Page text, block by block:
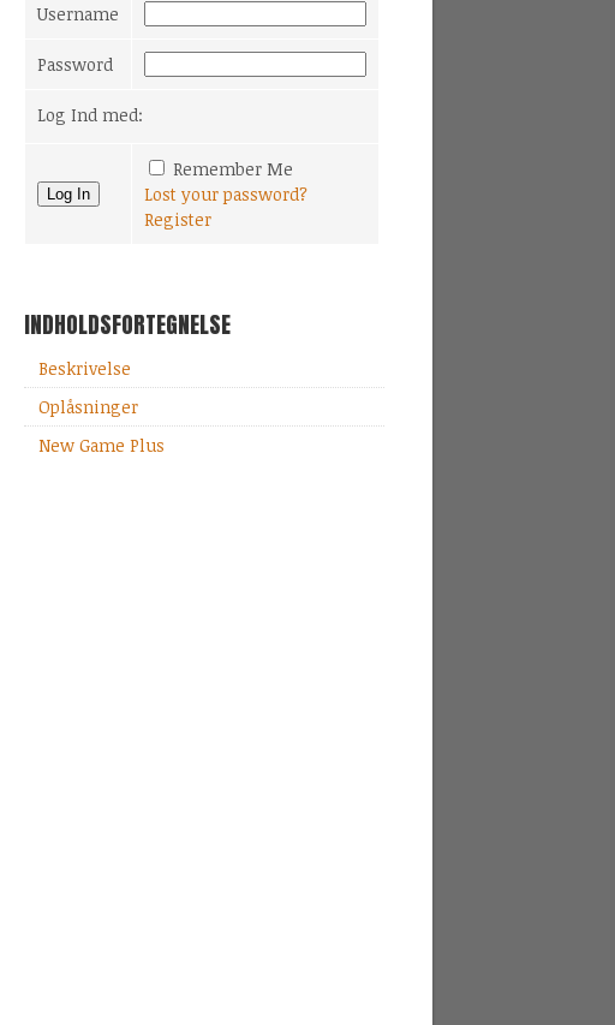
Username
Password
Log Ind med:
Remember Me
Lost your password?
Register
INDHOLDSFORTEGNELSE
Beskrivelse
Oplåsninger
New Game Plus